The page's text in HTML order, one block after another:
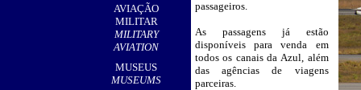
AVIAÇÃO
MILITAR
MILITARY
AVIATION
MUSEUS
MUSEUMS
passageiros.
As passagens já estão
disponíveis para venda em
todos os canais da Azul, além
das agências de viagens
parceiras.